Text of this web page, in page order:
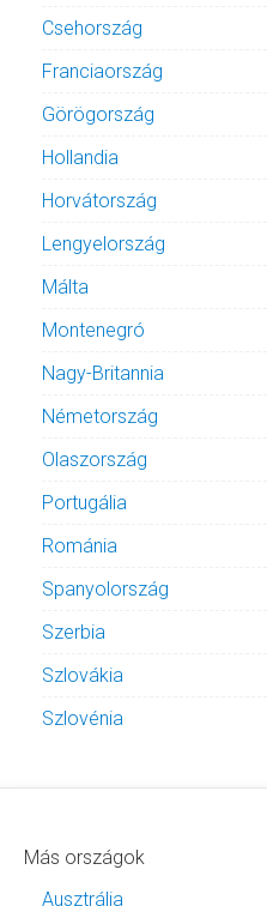
Csehország
Franciaország
Görögország
Hollandia
Horvátország
Lengyelország
Málta
Montenegró
Nagy-Britannia
Németország
Olaszország
Portugália
Románia
Spanyolország
Szerbia
Szlovákia
Szlovénia
Más országok
Ausztrália